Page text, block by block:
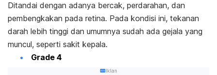
Ditandai dengan adanya bercak, perdarahan, dan
pembengkakan pada retina. Pada kondisi ini, tekanan
darah lebih tinggi dan umumnya sudah ada gejala yang
muncul, seperti sakit kepala.
Grade 4
Iklan